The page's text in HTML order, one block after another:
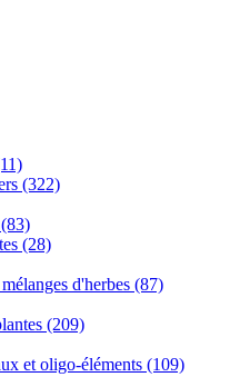
(322)
(28)
d'herbes (87)
(209)
et oligo-éléments (109)